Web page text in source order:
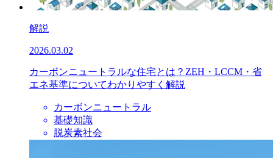
解説
2026.03.02
カーボンニュートラルな住宅とは？ZEH・LCCM・省
エネ基準についてわかりやすく解説
カーボンニュートラル
基礎知識
脱炭素社会